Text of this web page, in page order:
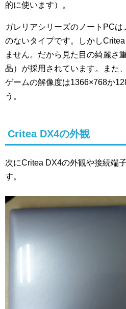
的に使います）。
ガレリアシリーズのノートPC
のないタイプです。しかし
ません。だから見た目の綺麗さ
晶）が採用されています。また、
ゲームの解像度は1366×768か
う。
Critea DX4の外観
次にCritea DX4の外観や接続端
す。